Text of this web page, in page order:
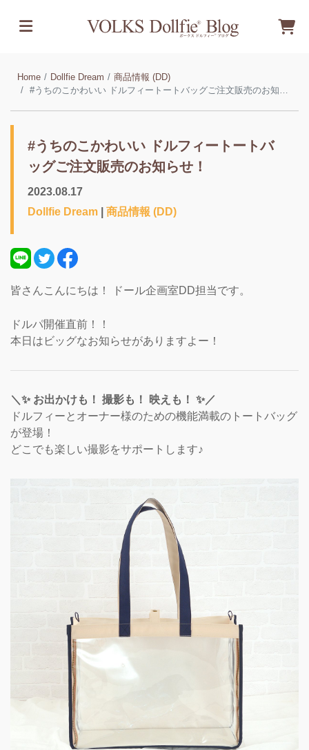
Home Dollfie Dream
商品情報 (DD)
#うちのこかわいい ドルフィートートバッグご注文販売のお知らせ！
#うちのこかわいい ドルフィートートバ
ッグご注文販売のお知らせ！
2023.08.17
Dollfie Dream
商品情報 (DD)
皆さんこんにちは！ ドール企画室DD担当です。
ドルパ開催直前！！
本日はビッグなお知らせがありますよー！
＼✨ お出かけも！ 撮影も！ 映えも！ ✨／
ドルフィーとオーナー様のための機能満載のトートバッグ
が登場！
どこでも楽しい撮影をサポートします♪